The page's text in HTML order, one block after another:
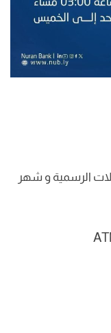
الرسمية و شهر